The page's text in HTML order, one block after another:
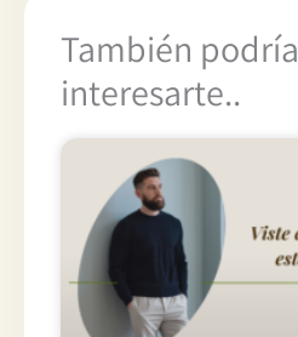
También podría
interesarte..